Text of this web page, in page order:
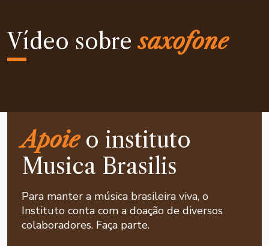
Vídeo sobresaxofone
Apoieo instituto
Musica Brasilis
Para manter a música brasileira viva, o
Instituto conta com a doação de diversos
colaboradores. Faça parte.